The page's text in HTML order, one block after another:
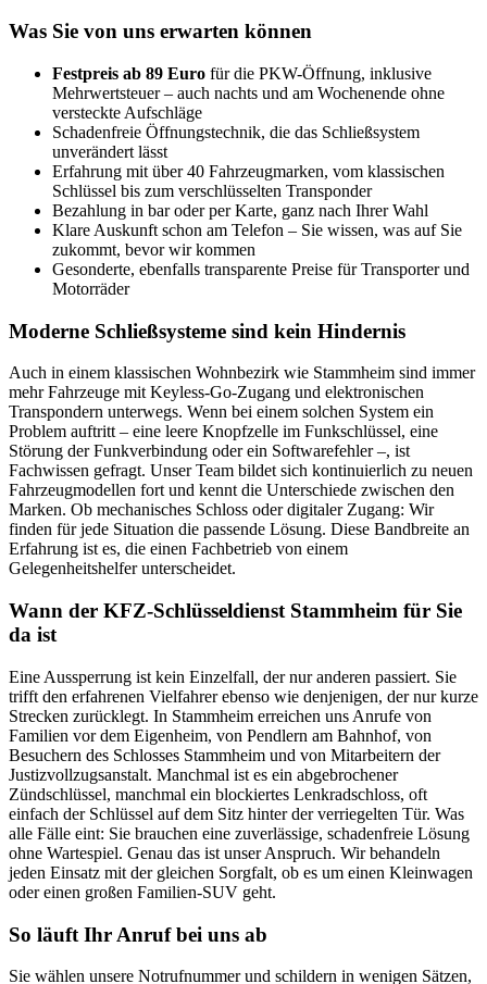
Was Sie von uns erwarten können
Festpreis ab 89 Euro für die PKW-Öffnung, inklusive
Mehrwertsteuer – auch nachts und am Wochenende ohne
versteckte Aufschläge
Schadenfreie Öffnungstechnik, die das Schließsystem
unverändert lässt
Erfahrung mit über 40 Fahrzeugmarken, vom klassischen
Schlüssel bis zum verschlüsselten Transponder
Bezahlung in bar oder per Karte, ganz nach Ihrer Wahl
Klare Auskunft schon am Telefon – Sie wissen, was auf Sie
zukommt, bevor wir kommen
Gesonderte, ebenfalls transparente Preise für Transporter und
Motorräder
Moderne Schließsysteme sind kein Hindernis
Auch in einem klassischen Wohnbezirk wie Stammheim sind immer
mehr Fahrzeuge mit Keyless-Go-Zugang und elektronischen
Transpondern unterwegs. Wenn bei einem solchen System ein
Problem auftritt – eine leere Knopfzelle im Funkschlüssel, eine
Störung der Funkverbindung oder ein Softwarefehler –, ist
Fachwissen gefragt. Unser Team bildet sich kontinuierlich zu neuen
Fahrzeugmodellen fort und kennt die Unterschiede zwischen den
Marken. Ob mechanisches Schloss oder digitaler Zugang: Wir
finden für jede Situation die passende Lösung. Diese Bandbreite an
Erfahrung ist es, die einen Fachbetrieb von einem
Gelegenheitshelfer unterscheidet.
Wann der KFZ-Schlüsseldienst Stammheim für Sie
da ist
Eine Aussperrung ist kein Einzelfall, der nur anderen passiert. Sie
trifft den erfahrenen Vielfahrer ebenso wie denjenigen, der nur kurze
Strecken zurücklegt. In Stammheim erreichen uns Anrufe von
Familien vor dem Eigenheim, von Pendlern am Bahnhof, von
Besuchern des Schlosses Stammheim und von Mitarbeitern der
Justizvollzugsanstalt. Manchmal ist es ein abgebrochener
Zündschlüssel, manchmal ein blockiertes Lenkradschloss, oft
einfach der Schlüssel auf dem Sitz hinter der verriegelten Tür. Was
alle Fälle eint: Sie brauchen eine zuverlässige, schadenfreie Lösung
ohne Wartespiel. Genau das ist unser Anspruch. Wir behandeln
jeden Einsatz mit der gleichen Sorgfalt, ob es um einen Kleinwagen
oder einen großen Familien-SUV geht.
So läuft Ihr Anruf bei uns ab
Sie wählen unsere Notrufnummer und schildern in wenigen Sätzen,